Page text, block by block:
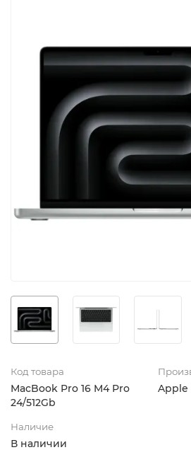
Код товара
MacBook Pro 16 M4 Pro
24/512Gb
Apple
Наличие
В наличии